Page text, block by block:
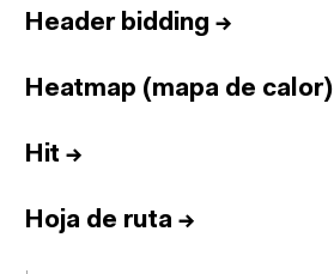
Header bidding →
Heatmap (mapa de calor)
Hit →
Hoja de ruta →